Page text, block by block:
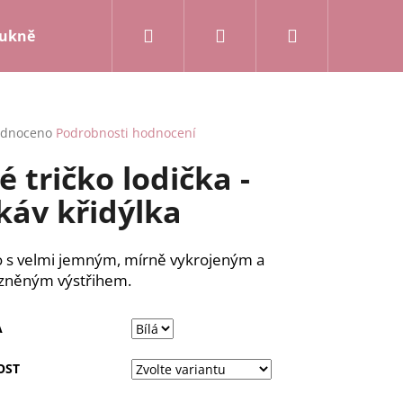
a kalhoty Mikiny a kardigany
Přihlášení
Podrobnosti hodnocení
tričko lodička -
křidýlka
s velmi jemným, mírně vykrojeným a
výstřihem.